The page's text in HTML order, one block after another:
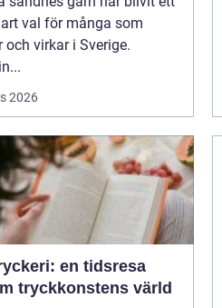
val för många som
och virkar i Sverige.
2026
en tidsresa
tryckkonstens värld